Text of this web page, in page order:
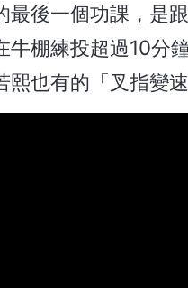
最後一個功課，是
牛棚練投超過10分
也有的「叉指變速